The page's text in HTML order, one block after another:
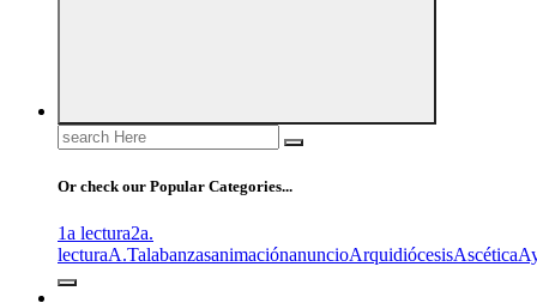
Search
for:
Or check our Popular Categories...
1a lectura2a.
lecturaA.TalabanzasanimaciónanuncioArquidiócesisAscética